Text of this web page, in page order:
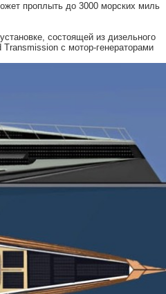
проплыть до 3000 морских миль
состоящей из дизельного
с мотор-генераторами